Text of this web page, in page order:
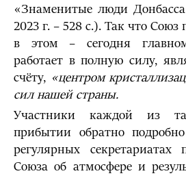
«Знаменитые люди
2023 г. – 528 с.). Так что Союз
в этом – сегодня
работает в полную силу,
счёту, «центром
сил нашей страны.
Участники каждой из
прибытии обратно
регулярных секретариатах
Союза об атмосфере и